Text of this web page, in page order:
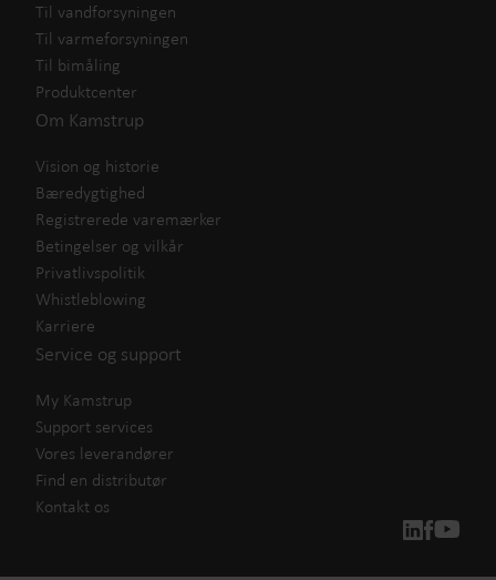
Til vandforsyningen
Til varmeforsyningen
Til bimåling
Produktcenter
Om Kamstrup
Vision og historie
Bæredygtighed
Registrerede varemærker
Betingelser og vilkår
Privatlivspolitik
Whistleblowing
Karriere
Service og support
My Kamstrup
Support services
Vores leverandører
Find en distributør
Kontakt os